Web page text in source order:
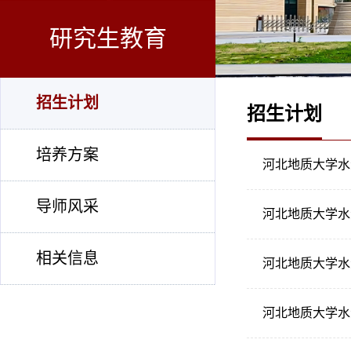
研究生教育
招生计划
培养方案
导师风采
相关信息
招生计划
河北地质大学
河北地质大学
河北地质大学
河北地质大学